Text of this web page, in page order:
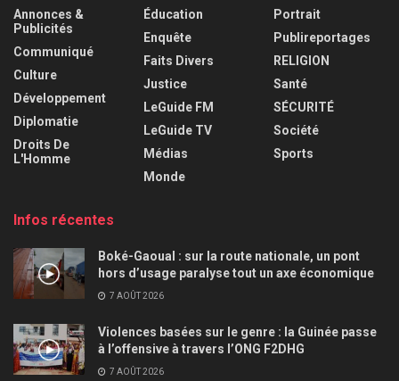
Annonces &
Publicités
Communiqué
Culture
Développement
Diplomatie
Droits De
L'Homme
Éducation
Enquête
Faits Divers
Justice
LeGuide FM
LeGuide TV
Médias
Monde
Portrait
Publireportages
RELIGION
Santé
SÉCURITÉ
Société
Sports
Infos récentes
Boké-Gaoual : sur la route nationale, un pont
hors d’usage paralyse tout un axe économique
7 AOÛT 2026
Violences basées sur le genre : la Guinée passe
à l’offensive à travers l’ONG F2DHG
7 AOÛT 2026